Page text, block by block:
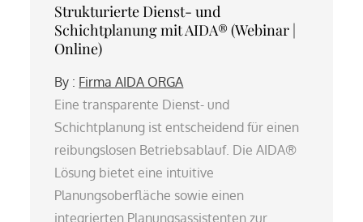
Strukturierte Dienst- und
Schichtplanung mit AIDA® (Webinar |
Online)
By : Firma AIDA ORGA
Eine transparente Dienst- und
Schichtplanung ist entscheidend für einen
reibungslosen Betriebsablauf. Die AIDA®
Lösung bietet eine intuitive
Planungsoberfläche sowie einen
integrierten Planungsassistenten zur